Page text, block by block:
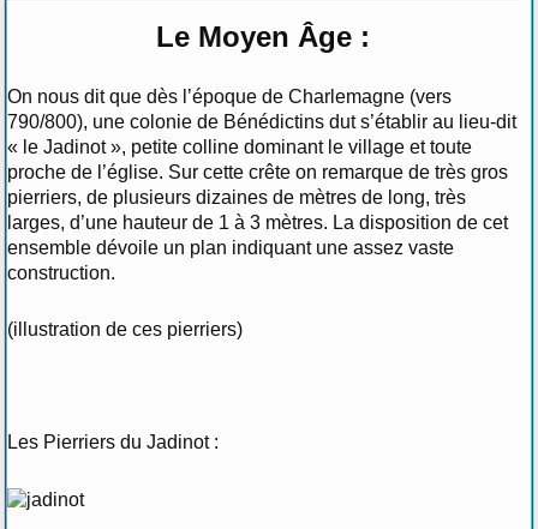
Le Moyen Âge :
On nous dit que dès l’époque de Charlemagne (vers
790/800), une colonie de Bénédictins dut s’établir au lieu-dit
« le Jadinot », petite colline dominant le village et toute
proche de l’église. Sur cette crête on remarque de très gros
pierriers, de plusieurs dizaines de mètres de long, très
larges, d’une hauteur de 1 à 3 mètres. La disposition de cet
ensemble dévoile un plan indiquant une assez vaste
construction.
(illustration de ces pierriers)
Les Pierriers du Jadinot :